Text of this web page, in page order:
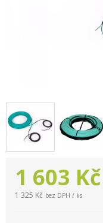
1 603 Kč
1 325 Kč bez DPH / ks